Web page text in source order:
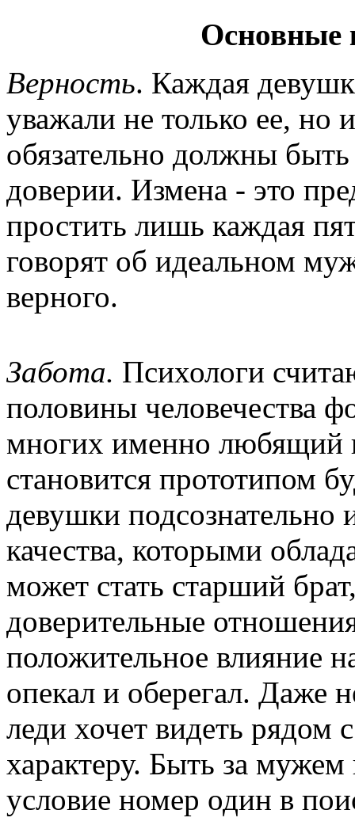
Основные
Верность. Каждая
уважали не только ее, но
обязательно должны
доверии. Измена - это
простить лишь каждая
говорят об идеальном
верного.
Забота. Психологи
половины человечества
многих именно любящий
становится прототипом
девушки подсознательно
качества, которыми
может стать старший
доверительные
положительное влияние
опекал и оберегал. Даже
леди хочет видеть рядом
характеру. Быть за
условие номер один в